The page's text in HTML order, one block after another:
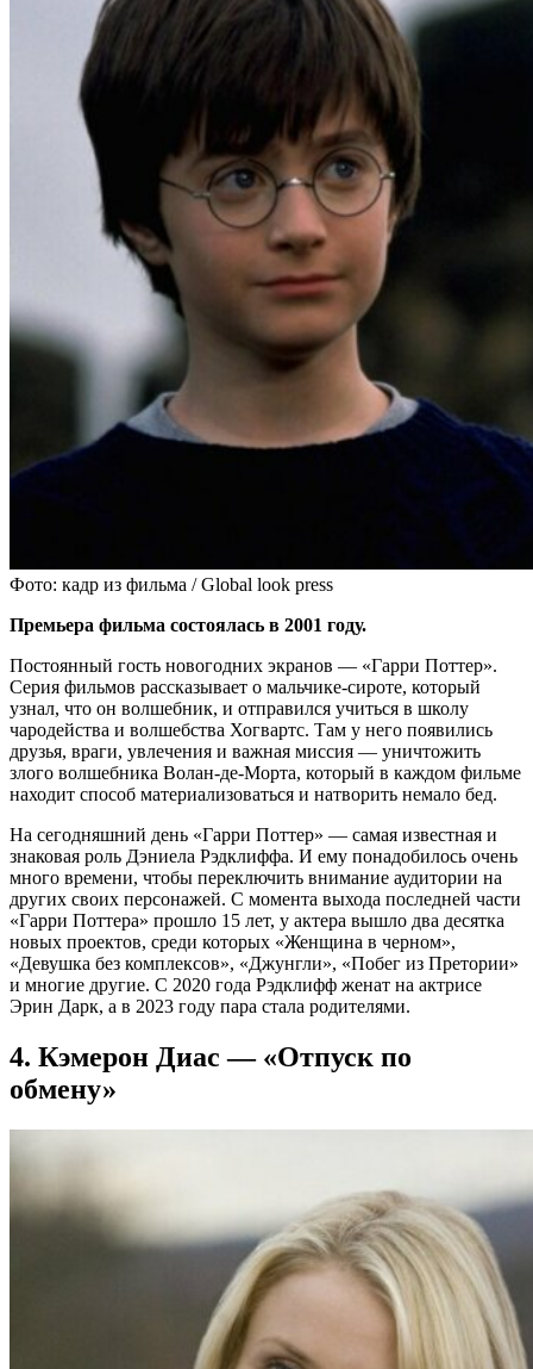
Фото: кадр из фильма / Global look press
Премьера фильма состоялась в 2001 году.
Постоянный гость новогодних экранов — «Гарри Поттер».
Серия фильмов рассказывает о мальчике-сироте, который
узнал, что он волшебник, и отправился учиться в школу
чародейства и волшебства Хогвартс. Там у него появились
друзья, враги, увлечения и важная миссия — уничтожить
злого волшебника Волан-де-Морта, который в каждом фильме
находит способ материализоваться и натворить немало бед.
На сегодняшний день «Гарри Поттер» — самая известная и
знаковая роль Дэниела Рэдклиффа. И ему понадобилось очень
много времени, чтобы переключить внимание аудитории на
других своих персонажей. С момента выхода последней части
«Гарри Поттера» прошло 15 лет, у актера вышло два десятка
новых проектов, среди которых «Женщина в черном»,
«Девушка без комплексов», «Джунгли», «Побег из Претории»
и многие другие. С 2020 года Рэдклифф женат на актрисе
Эрин Дарк, а в 2023 году пара стала родителями.
4. Кэмерон Диас — «Отпуск по
обмену»